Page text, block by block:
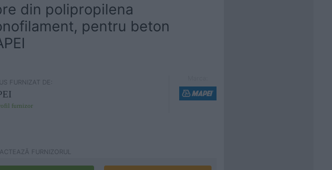
din polipropilena
pentru beton
FURNIZAT DE:
furnizor
FURNIZORUL